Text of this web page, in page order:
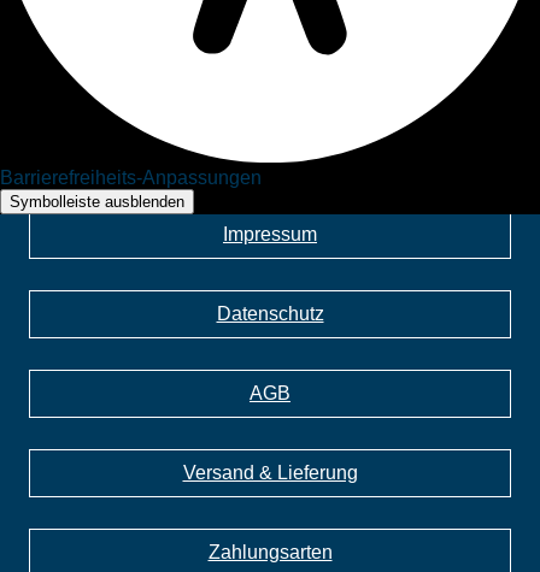
06432 6755
Hutegger Fleischhauerei
Impressum
Datenschutz
AGB
Versand & Lieferung
Zahlungsarten
Barrierefreiheits-Anpassungen
Symbolleiste ausblenden